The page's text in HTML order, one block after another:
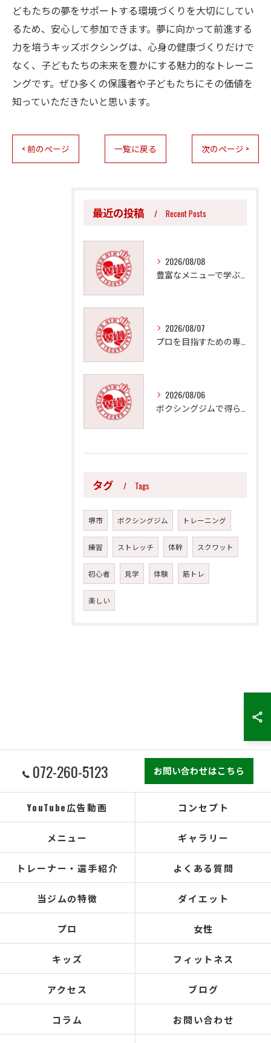
どもたちの夢をサポートする環境づくりを大切にしてい
るため、安心して参加できます。夢に向かって前進する
力を培うキッズボクシングは、心身の健康づくりだけで
なく、子どもたちの未来を豊かにする魅力的なトレーニ
ングです。ぜひ多くの保護者や子どもたちにその価値を
知っていただきたいと思います。
< 前のページ 一覧に戻る 次のページ >
最近の投稿 Recent Posts
2026/08/08
2026/08/07
2026/08/06
タグ Tags
堺市 ボクシングジム トレーニング
練習 ストレッチ 体幹 スクワット
初心者 見学 体験 筋トレ
楽しい
072-260-5123 お問い合わせはこちら
YouTube広告動画 コンセプト
メニュー ギャラリー
トレーナー・選手紹介 よくある質問
当ジムの特徴 ダイエット
プロ 女性
キッズ フィットネス
アクセス ブログ
コラム お問い合わせ